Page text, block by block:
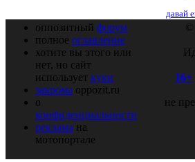
давай
оппозитный форум
полное оглавление
хотите вы этого или
нет, но сайт
использует куки
закрома oppozit.ru
о
конфиденциальности
реклама на
мотопортале
©
16+
не